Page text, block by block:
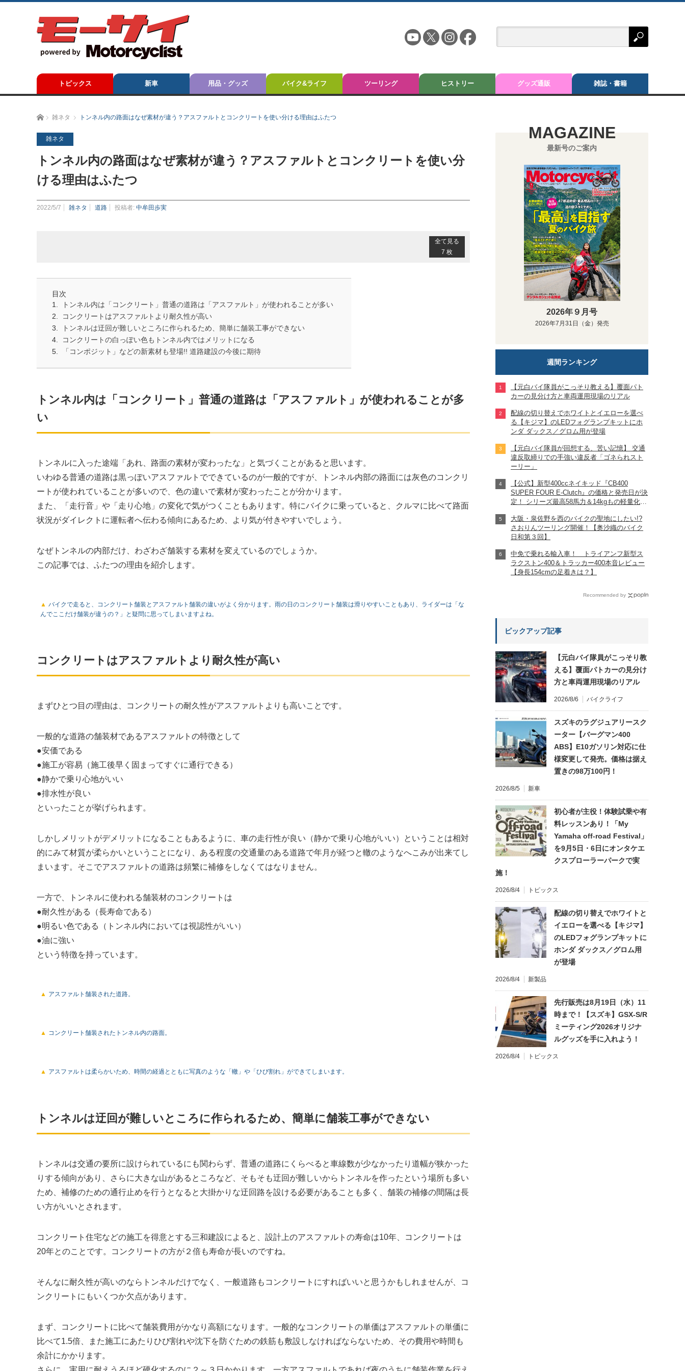
トピックス 新車 用品・グッズ バイク&ライフ ツーリング ヒストリー グッズ通販 雑誌・書籍
ホーム雑ネタ トンネル内の路面はなぜ素材が違う？アスファルトとコンクリートを使い分ける理由はふたつ
雑ネタ
トンネル内の路面はなぜ素材が違う？アスファルトとコンクリートを使い分
ける理由はふたつ
2022/5/7 雑ネタ 道路 投稿者: 中牟田歩実
全て見る
7 枚
目次
トンネル内は「コンクリート」普通の道路は「アスファルト」が使われることが多い
コンクリートはアスファルトより耐久性が高い
トンネルは迂回が難しいところに作られるため、簡単に舗装工事ができない
コンクリートの白っぽい色もトンネル内ではメリットになる
「コンポジット」などの新素材も登場!! 道路建設の今後に期待
トンネル内は「コンクリート」普通の道路は「アスファルト」が使われることが多
い
トンネルに入った途端「あれ、路面の素材が変わったな」と気づくことがあると思います。
いわゆる普通の道路は黒っぽいアスファルトでできているのが一般的ですが、トンネル内部の路面には灰色のコンクリ
ートが使われていることが多いので、色の違いで素材が変わったことが分かります。
また、「走行音」や「走り心地」の変化で気がつくこともあります。特にバイクに乗っていると、クルマに比べて路面
状況がダイレクトに運転者へ伝わる傾向にあるため、より気が付きやすいでしょう。
なぜトンネルの内部だけ、わざわざ舗装する素材を変えているのでしょうか。
この記事では、ふたつの理由を紹介します。
バイクで走ると、コンクリート舗装とアスファルト舗装の違いがよく分かります。雨の日のコンクリート舗装は滑りやすいこともあり、ライダーは「な
んでここだけ舗装が違うの？」と疑問に思ってしまいますよね。
コンクリートはアスファルトより耐久性が高い
まずひとつ目の理由は、コンクリートの耐久性がアスファルトよりも高いことです。
一般的な道路の舗装材であるアスファルトの特徴として
●安価である
●施工が容易（施工後早く固まってすぐに通行できる）
●静かで乗り心地がいい
●排水性が良い
といったことが挙げられます。
しかしメリットがデメリットになることもあるように、車の走行性が良い（静かで乗り心地がいい）ということは相対
的にみて材質が柔らかいということになり、ある程度の交通量のある道路で年月が経つと轍のようなへこみが出来てし
まいます。そこでアスファルトの道路は頻繁に補修をしなくてはなりません。
一方で、トンネルに使われる舗装材のコンクリートは
●耐久性がある（長寿命である）
●明るい色である（トンネル内においては視認性がいい）
●油に強い
という特徴を持っています。
アスファルト舗装された道路。
コンクリート舗装されたトンネル内の路面。
アスファルトは柔らかいため、時間の経過とともに写真のような「轍」や「ひび割れ」ができてしまいます。
トンネルは迂回が難しいところに作られるため、簡単に舗装工事ができない
トンネルは交通の要所に設けられているにも関わらず、普通の道路にくらべると車線数が少なかったり道幅が狭かった
りする傾向があり、さらに大きな山があるところなど、そもそも迂回が難しいからトンネルを作ったという場所も多い
ため、補修のための通行止めを行うとなると大掛かりな迂回路を設ける必要があることも多く、舗装の補修の間隔は長
い方がいいとされます。
コンクリート住宅などの施工を得意とする三和建設によると、設計上のアスファルトの寿命は10年、コンクリートは
20年とのことです。コンクリートの方が２倍も寿命が長いのですね。
そんなに耐久性が高いのならトンネルだけでなく、一般道路もコンクリートにすればいいと思うかもしれませんが、コ
ンクリートにもいくつか欠点があります。
まず、コンクリートに比べて舗装費用がかなり高額になります。一般的なコンクリートの単価はアスファルトの単価に
比べて1.5倍、また施工にあたりひび割れや沈下を防ぐための鉄筋も敷設しなければならないため、その費用や時間も
余計にかかります。
MAGAZINE
最新号のご案内
2026年９月号
2026年7月31日（金）発売
週間ランキング
【元白バイ隊員がこっそり教える】覆面パト
カーの見分け方と車両運用現場のリアル
配線の切り替えでホワイトとイエローを選べ
る【キジマ】のLEDフォグランプキットにホ
ンダ ダックス／グロム用が登場
【元白バイ隊員が回想する、苦い記憶】 交通
違反取締りでの手強い違反者「ゴネられスト
ーリー」
【公式】新型400ccネイキッド『CB400
SUPER FOUR E-Clutch』の価格と発売日が決
定！ シリーズ最高58馬力＆14kgもの軽量化!?
【Honda2026新車ニュース】
大阪・泉佐野を西のバイクの聖地にしたい!?
さおりんツーリング開催！【奥沙織のバイク
日和第３回】
中免で乗れる輸入車！ トライアンフ新型ス
ラクストン400＆トラッカー400本音レビュー
【身長154cmの足着きは？】
Recommended by
ピックアップ記事
【元白バイ隊員がこっそり教
える】覆面パトカーの見分け
方と車両運用現場のリアル
2026/8/6 バイクライフ
スズキのラグジュアリースク
ーター【バーグマン400
ABS】E10ガソリン対応に仕
様変更して発売。価格は据え
置きの98万100円！
2026/8/5 新車
初心者が主役！体験試乗や有
料レッスンあり！「My
Yamaha off-road Festival」
を9月5日・6日にオンタケエ
クスプローラーパークで実
施！
2026/8/4 トピックス
配線の切り替えでホワイトと
イエローを選べる【キジマ】
のLEDフォグランプキットに
ホンダ ダックス／グロム用
が登場
2026/8/4 新製品
先行販売は8月19日（水）11
時まで！【スズキ】GSX-S/R
ミーティング2026オリジナ
ルグッズを手に入れよう！
2026/8/4 トピックス